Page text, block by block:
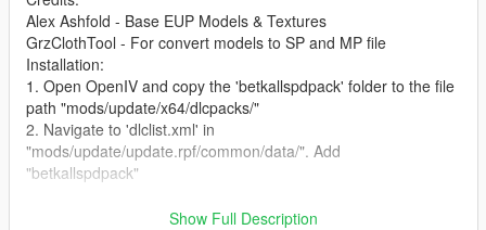
Alex Ashfold - Base EUP Models & Textures
GrzClothTool - For convert models to SP and MP file
Installation:
1. Open OpenIV and copy the 'betkallspdpack' folder to the file
path "mods/update/x64/dlcpacks/"
2. Navigate to 'dlclist.xml' in
"mods/update/update.rpf/common/data/". Add
"betkallspdpack"
Feel free to use these models with any intent, except for
Show Full Description